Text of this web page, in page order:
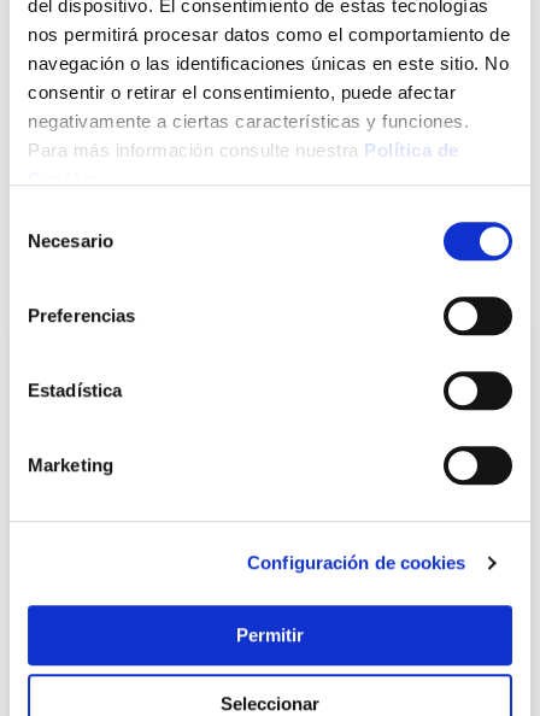
del dispositivo. El consentimiento de estas tecnologías
nos permitirá procesar datos como el comportamiento de
navegación o las identificaciones únicas en este sitio. No
consentir o retirar el consentimiento, puede afectar
negativamente a ciertas características y funciones.
Para más información consulte nuestra Política de
Necesario
Preferencias
Estadística
Marketing
Configuración de cookies
Permitir
Seleccionar
Click&Collect - Recogida gratis
en nuestras tiendas
Envío a domicilio:
5 días hábiles
+ INFO
Bombilla led portatil recargable cherry luz calida 900lm